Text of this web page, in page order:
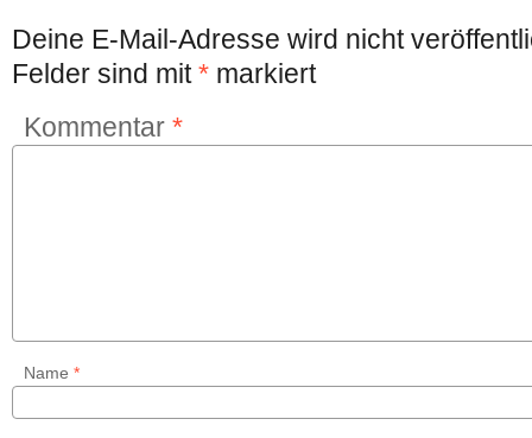
Deine E-Mail-Adresse wird nicht
Felder sind mit* markiert
Kommentar *
Name *